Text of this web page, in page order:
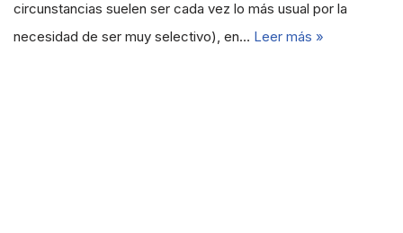
circunstancias suelen ser cada vez lo más usual por la
necesidad de ser muy selectivo), en… Leer más »